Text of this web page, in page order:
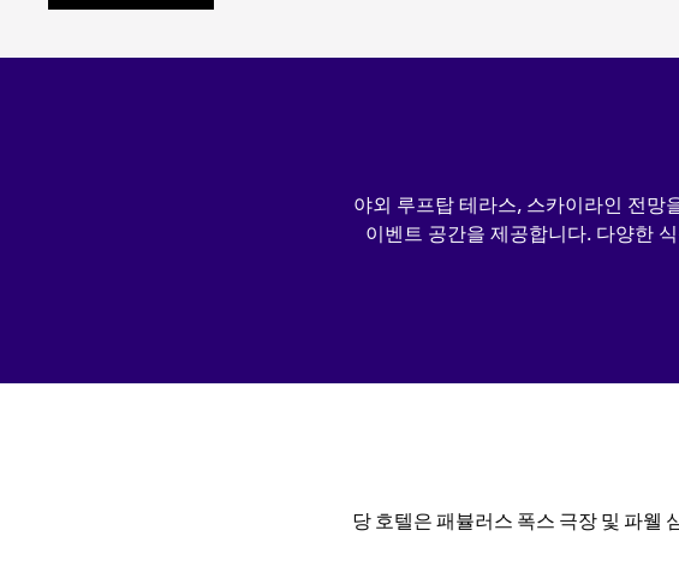
야외 루프탑 테라스, 스카이라인 전망
이벤트 공간을 제공합니다. 다양한
당 호텔은 패뷸러스 폭스 극장 및 파웰